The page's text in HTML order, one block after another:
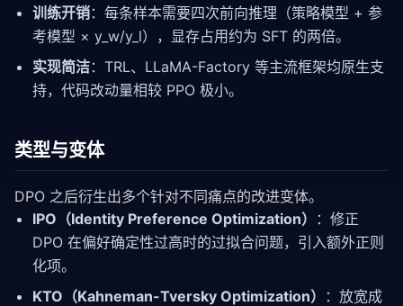
训练开销：每条样本需要四次前向推理（策略模型 + 参
考模型 × y_w/y_l），显存占用约为 SFT 的两倍。
实现简洁：TRL、LLaMA-Factory 等主流框架均原生支
持，代码改动量相较 PPO 极小。
类型与变体
DPO 之后衍生出多个针对不同痛点的改进变体。
IPO（Identity Preference Optimization）
：修正
DPO 在偏好确定性过高时的过拟合问题，引入额外正则
化项。
KTO（Kahneman-Tversky Optimization）
：放宽成